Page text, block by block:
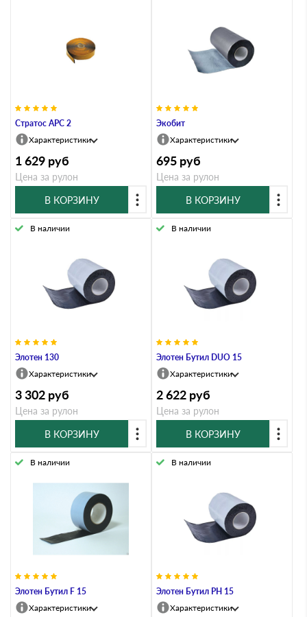
Стратос АРС 2
Характеристики
1 629 руб
Цена за рулон
В КОРЗИНУ
Экобит
Характеристики
695 руб
Цена за рулон
В КОРЗИНУ
Элотен 130
В наличии
Характеристики
3 302 руб
Цена за рулон
В КОРЗИНУ
Элотен Бутил DUO 15
В наличии
Характеристики
2 622 руб
Цена за рулон
В КОРЗИНУ
Элотен Бутил F 15
В наличии
Характеристики
Элотен Бутил PH 15
В наличии
Характеристики